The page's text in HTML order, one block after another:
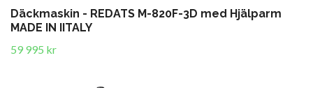
Däckmaskin - REDATS M-820F-3D med Hjälparm
MADE IN IITALY
59 995 kr